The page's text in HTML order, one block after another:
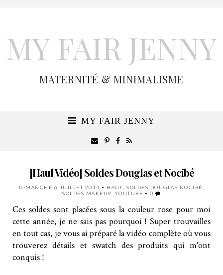
MY FAIR JENNY
MATERNITÉ & MINIMALISME
MY FAIR JENNY
[Haul Vidéo] Soldes Douglas et Nocibé
DIMANCHE 6 JUILLET 2014 • HAUL SOLDES DOUGLAS NOCIBÉ
SOLDES MAKEUP ,YOUTUBE • 0
Ces soldes sont placées sous la couleur rose pour moi
cette année, je ne sais pas pourquoi ! Super trouvailles
en tout cas, je vous ai préparé la vidéo complète où vous
trouverez détails et swatch des produits qui m'ont
conquis !